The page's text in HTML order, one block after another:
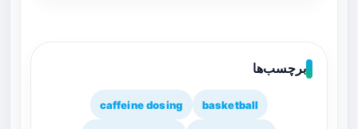
برچسب‌ها
basketball
caffeine dosing